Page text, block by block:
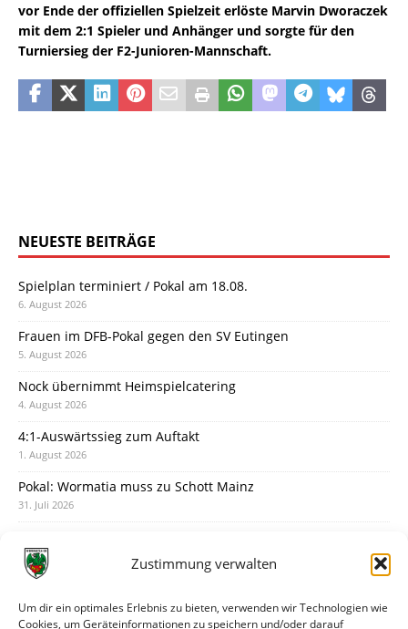
Zustimmung verwalten
Um dir ein optimales Erlebnis zu bieten, verwenden wir Technologien wie
Cookies, um Geräteinformationen zu speichern und/oder darauf
vor Ende der offiziellen Spielzeit erlöste Marvin Dworaczek
mit dem 2:1 Spieler und Anhänger und sorgte für den
Turniersieg der F2-Junioren-Mannschaft.
NEUESTE BEITRÄGE
Spielplan terminiert / Pokal am 18.08.
6. August 2026
Frauen im DFB-Pokal gegen den SV Eutingen
5. August 2026
Nock übernimmt Heimspielcatering
4. August 2026
4:1-Auswärtssieg zum Auftakt
1. August 2026
Pokal: Wormatia muss zu Schott Mainz
31. Juli 2026
30. Juli 2026
28. Juli 2026